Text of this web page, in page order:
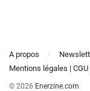
A propos
Mentions légales | CGU
© 2026 Enerzine.com